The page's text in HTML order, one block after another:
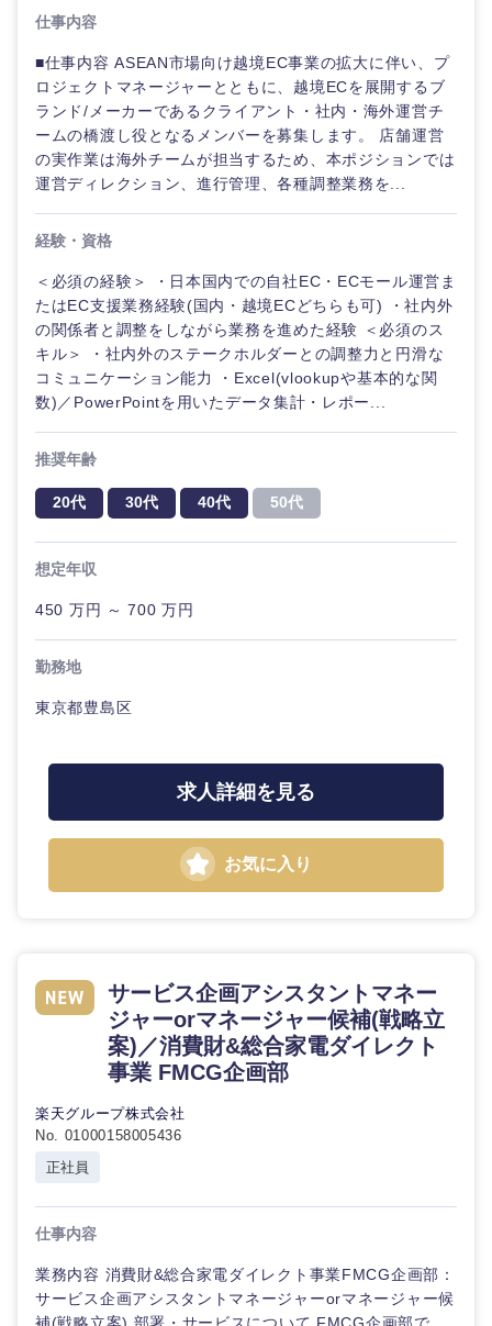
甲信越・北陸
新潟県 富山県
仕事内容
■仕事内容 ASEAN市場向け越境EC事業の拡大に伴い、プ
ロジェクトマネージャーとともに、越境ECを展開するブ
ランド/メーカーであるクライアント・社内・海外運営チ
ームの橋渡し役となるメンバーを募集します。 店舗運営
の実作業は海外チームが担当するため、本ポジションでは
運営ディレクション、進行管理、各種調整業務を...
経験・資格
＜必須の経験＞ ・日本国内での自社EC・ECモール運営ま
たはEC支援業務経験(国内・越境ECどちらも可) ・社内外
の関係者と調整をしながら業務を進めた経験 ＜必須のス
キル＞ ・社内外のステークホルダーとの調整力と円滑な
コミュニケーション能力 ・Excel(vlookupや基本的な関
数)／PowerPointを用いたデータ集計・レポー...
推奨年齢
20代 30代 40代 50代
想定年収
450 万円 ～ 700 万円
勤務地
東京都豊島区
求人詳細を見る
お気に入り
サービス企画アシスタントマネー
ジャーorマネージャー候補(戦略立
案)／消費財&総合家電ダイレクト
事業 FMCG企画部
楽天グループ株式会社
No. 01000158005436
正社員
仕事内容
業務内容 消費財&総合家電ダイレクト事業FMCG企画部：
サービス企画アシスタントマネージャーorマネージャー候